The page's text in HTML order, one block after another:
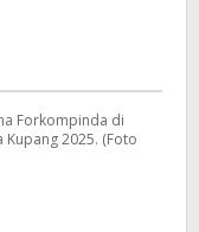
Forkompinda di
Kupang 2025. (Foto